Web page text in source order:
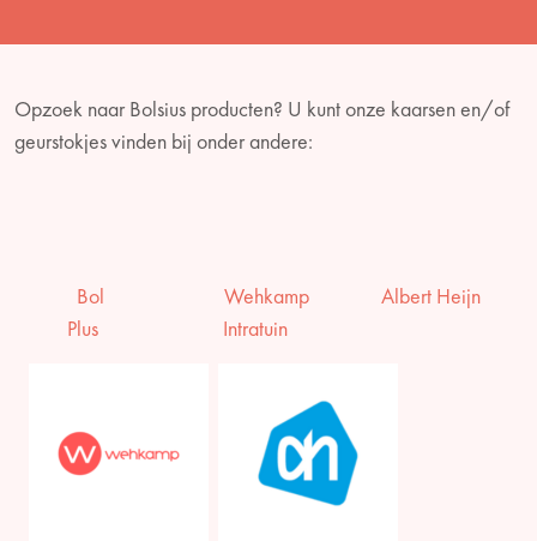
Opzoek naar Bolsius producten? U kunt onze kaarsen en/of
geurstokjes vinden bij onder andere:
Bol Wehkamp
Albert Heijn
Plus
Intratuin